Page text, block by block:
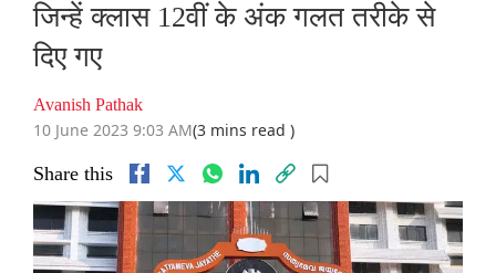
जिन्हें क्लास 12वीं के अंक गलत तरीके से
दिए गए
Avanish Pathak
10 June 2023 9:03 AM(3 mins read )
Share this